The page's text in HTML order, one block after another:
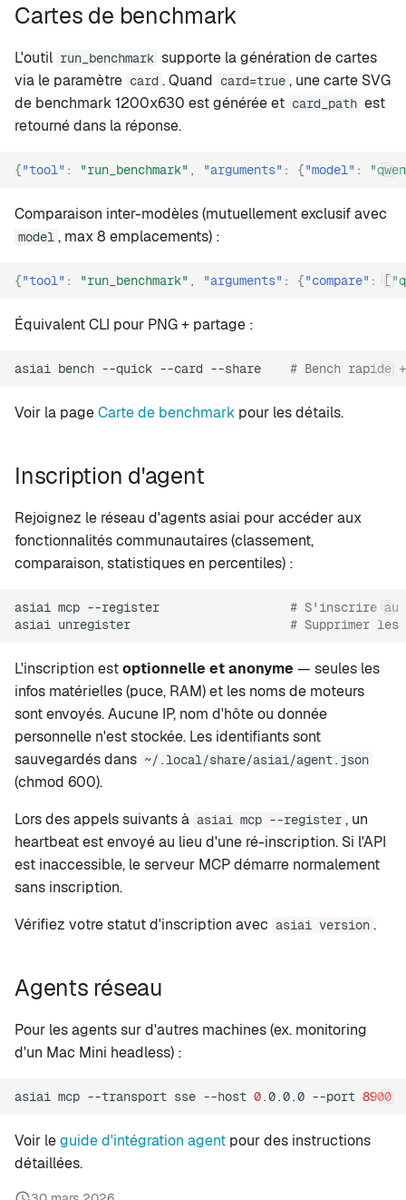
Cartes de benchmark
L'outil run_benchmark supporte la génération de cartes
via le paramètre card . Quand card=true , une carte SVG
de benchmark 1200x630 est générée et card_path est
retourné dans la réponse.
{"tool" : "run_benchmark" , "arguments" : {"model" :
Comparaison inter-modèles (mutuellement exclusif avec
model , max 8 emplacements) :
{"tool" : "run_benchmark" , "arguments" : {"compare" : [
Équivalent CLI pour PNG + partage :
asiai bench --quick --card --share # Bench rapide
Voir la pageCarte de benchmark pour les détails.
Inscription d'agent
Rejoignez le réseau d'agents asiai pour accéder aux
fonctionnalités communautaires (classement,
comparaison, statistiques en percentiles) :
asiai mcp --register
# S'inscrire au
asiai unregister # Supprimer
L'inscription estoptionnelle et anonyme — seules les
infos matérielles (puce, RAM) et les noms de moteurs
sont envoyés. Aucune IP, nom d'hôte ou donnée
personnelle n'est stockée. Les identifiants sont
sauvegardés dans ~/.local/share/asiai/agent.json
(chmod 600).
Lors des appels suivants à asiai mcp --register , un
heartbeat est envoyé au lieu d'une ré-inscription. Si l'API
est inaccessible, le serveur MCP démarre normalement
sans inscription.
Vérifiez votre statut d'inscription avec asiai version .
Agents réseau
Pour les agents sur d'autres machines (ex. monitoring
d'un Mac Mini headless) :
asiai mcp --transport sse --host 0.0.0.0 --port 8900
Voir leguide d'intégration agent pour des instructions
détaillées.